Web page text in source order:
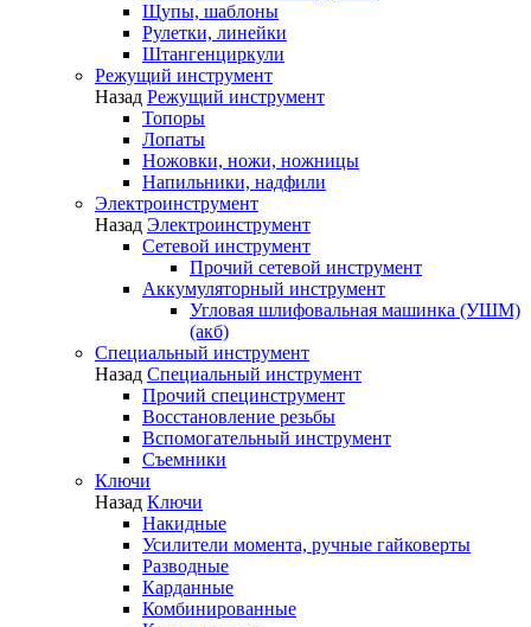
Щупы, шаблоны
Рулетки, линейки
Штангенциркули
Режущий инструмент
Назад Режущий инструмент
Топоры
Лопаты
Ножовки, ножи, ножницы
Напильники, надфили
Электроинструмент
Назад Электроинструмент
Сетевой инструмент
Прочий сетевой инструмент
Аккумуляторный инструмент
Угловая шлифовальная машинка (УШМ)
(акб)
Специальный инструмент
Назад Специальный инструмент
Прочий специнструмент
Восстановление резьбы
Вспомогательный инструмент
Съемники
Ключи
Назад Ключи
Накидные
Усилители момента, ручные гайковерты
Разводные
Карданные
Комбинированные